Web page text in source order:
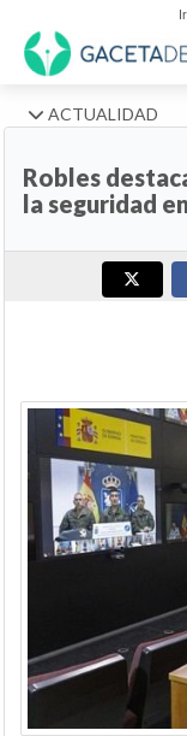
ACTUALIDAD
Robles
la seguridad